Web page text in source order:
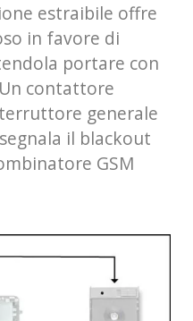
estraibile offre
in favore di
portare con
contattore
generale
il blackout
GSM